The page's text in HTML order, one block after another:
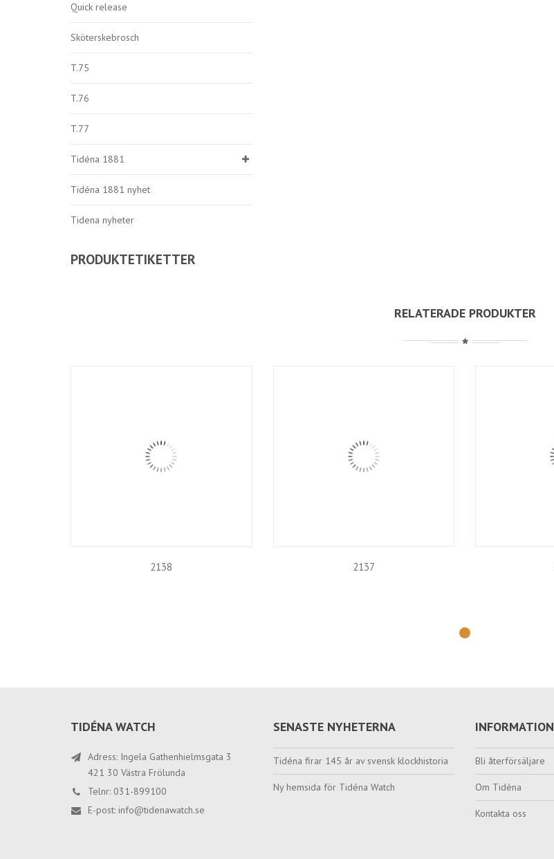
Quick release
Sköterskebrosch
T.75
T.76
T.77
Tidéna 1881
Tidéna 1881 nyhet
Tidena nyheter
PRODUKTETIKETTER
RELATERADE PRODUKTER
2138 2137
TIDÉNA WATCH
Adress: Ingela Gathenhielmsgata 3
421 30 Västra Frölunda
Telnr: 031-899100
E-post: info@tidenawatch.se
SENASTE NYHETERNA
Tidéna firar 145 år av svensk klockhistoria
Ny hemsida för Tidéna Watch
INFORMATION
Bli återförsäljare
Om Tidèna
Kontakta oss